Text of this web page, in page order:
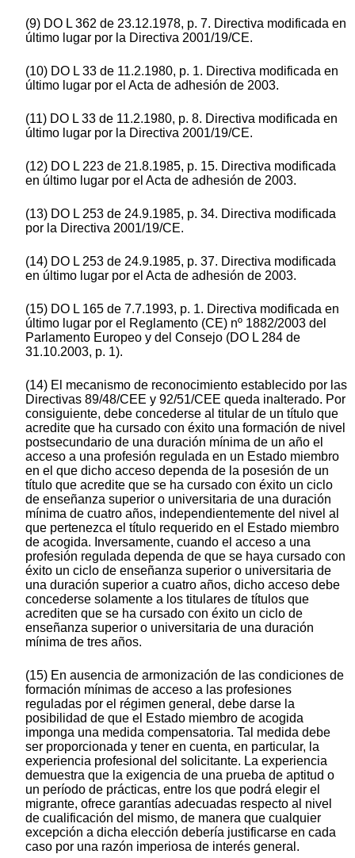
(9) DO L 362 de 23.12.1978, p. 7. Directiva modificada en
último lugar por la Directiva 2001/19/CE.
(10) DO L 33 de 11.2.1980, p. 1. Directiva modificada en
último lugar por el Acta de adhesión de 2003.
(11) DO L 33 de 11.2.1980, p. 8. Directiva modificada en
último lugar por la Directiva 2001/19/CE.
(12) DO L 223 de 21.8.1985, p. 15. Directiva modificada
en último lugar por el Acta de adhesión de 2003.
(13) DO L 253 de 24.9.1985, p. 34. Directiva modificada
por la Directiva 2001/19/CE.
(14) DO L 253 de 24.9.1985, p. 37. Directiva modificada
en último lugar por el Acta de adhesión de 2003.
(15) DO L 165 de 7.7.1993, p. 1. Directiva modificada en
último lugar por el Reglamento (CE) nº 1882/2003 del
Parlamento Europeo y del Consejo (DO L 284 de
31.10.2003, p. 1).
(14) El mecanismo de reconocimiento establecido por las
Directivas 89/48/CEE y 92/51/CEE queda inalterado. Por
consiguiente, debe concederse al titular de un título que
acredite que ha cursado con éxito una formación de nivel
postsecundario de una duración mínima de un año el
acceso a una profesión regulada en un Estado miembro
en el que dicho acceso dependa de la posesión de un
título que acredite que se ha cursado con éxito un ciclo
de enseñanza superior o universitaria de una duración
mínima de cuatro años, independientemente del nivel al
que pertenezca el título requerido en el Estado miembro
de acogida. Inversamente, cuando el acceso a una
profesión regulada dependa de que se haya cursado con
éxito un ciclo de enseñanza superior o universitaria de
una duración superior a cuatro años, dicho acceso debe
concederse solamente a los titulares de títulos que
acrediten que se ha cursado con éxito un ciclo de
enseñanza superior o universitaria de una duración
mínima de tres años.
(15) En ausencia de armonización de las condiciones de
formación mínimas de acceso a las profesiones
reguladas por el régimen general, debe darse la
posibilidad de que el Estado miembro de acogida
imponga una medida compensatoria. Tal medida debe
ser proporcionada y tener en cuenta, en particular, la
experiencia profesional del solicitante. La experiencia
demuestra que la exigencia de una prueba de aptitud o
un período de prácticas, entre los que podrá elegir el
migrante, ofrece garantías adecuadas respecto al nivel
de cualificación del mismo, de manera que cualquier
excepción a dicha elección debería justificarse en cada
caso por una razón imperiosa de interés general.